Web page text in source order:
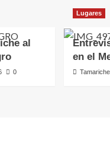
al
0
Lugares
en el
Tamariche